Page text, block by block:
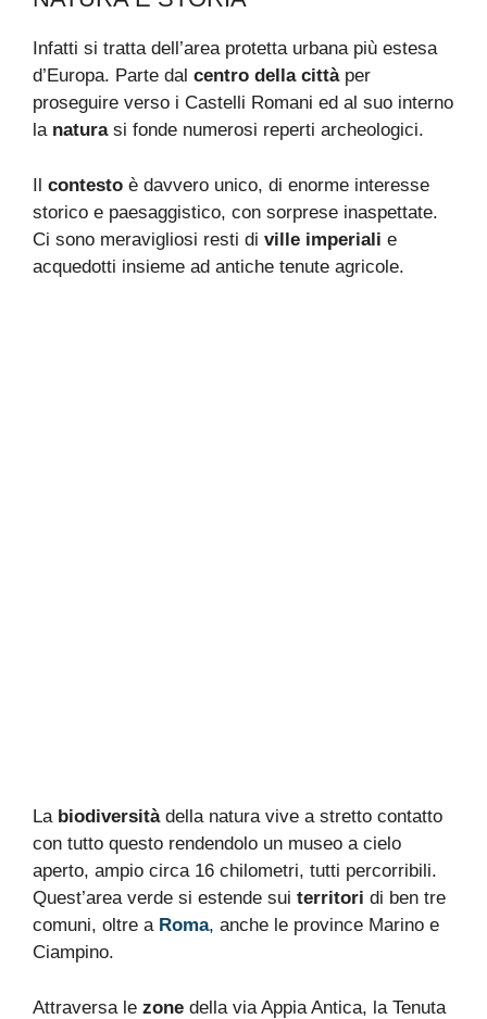
Infatti si tratta dell’area protetta urbana più estesa
d’Europa. Parte dal centro della cittàper
proseguire verso i Castelli Romani ed al suo interno
la naturasi fonde numerosi reperti archeologici.
Il contesto è davvero unico, di enorme interesse
storico e paesaggistico, con sorprese inaspettate.
Ci sono meravigliosi resti di ville imperiali e
acquedotti insieme ad antiche tenute agricole.
Labiodiversitàdella natura vive a stretto contatto
con tutto questo rendendolo un museo a cielo
aperto, ampio circa 16 chilometri, tutti percorribili.
Quest’area verde si estende sui territori di ben tre
comuni, oltre a Roma, anche le province Marino e
Ciampino.
Attraversa le zone della via Appia Antica, la Tenuta